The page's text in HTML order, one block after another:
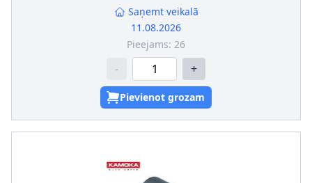
Saņemt veikalā
11.08.2026
Pieejams: 26
- +
Pievienot grozam